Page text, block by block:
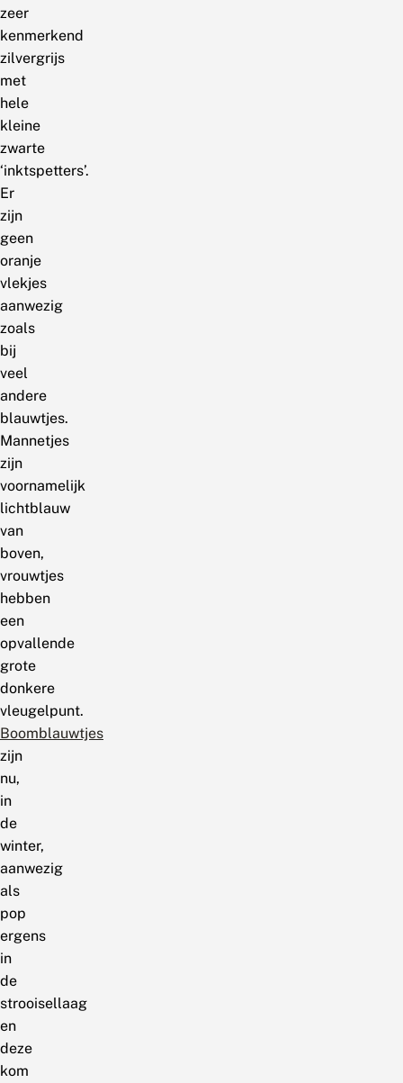
zeer
kenmerkend
zilvergrijs
met
hele
kleine
zwarte
‘inktspetters’.
Er
zijn
geen
oranje
vlekjes
aanwezig
zoals
bij
veel
andere
blauwtjes.
Mannetjes
zijn
voornamelijk
lichtblauw
van
boven,
vrouwtjes
hebben
een
opvallende
grote
donkere
vleugelpunt.
Boomblauwtjes
zijn
nu,
in
de
winter,
aanwezig
als
pop
ergens
in
de
strooisellaag
en
deze
kom